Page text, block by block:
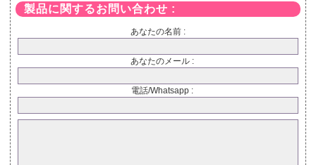
製品に関するお問い合わせ :
あなたの名前 :
あなたのメール :
電話/Whatsapp :